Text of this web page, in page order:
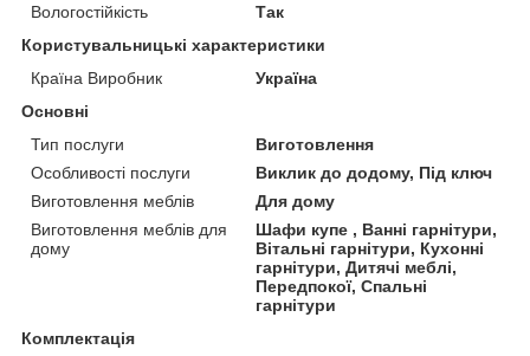
Вологостійкість
Так
Користувальницькі характеристики
Країна Виробник
Україна
Основні
Тип послуги
Виготовлення
Особливості послуги
Виклик до додому, Під ключ
Виготовлення меблів
Для дому
Виготовлення меблів для
дому
Шафи купе , Ванні гарнітури,
Вітальні гарнітури, Кухонні
гарнітури, Дитячі меблі,
Передпокої, Спальні
гарнітури
Комплектація